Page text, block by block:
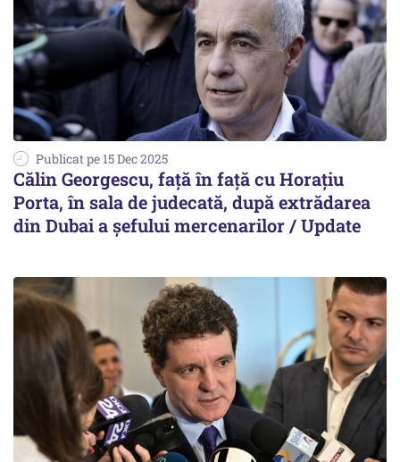
Publicat pe 15 Dec 2025
Călin Georgescu, față în față cu Horațiu
Porta, în sala de judecată, după extrădarea
din Dubai a șefului mercenarilor / Update